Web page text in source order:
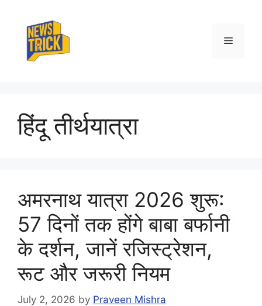
content
Menu
हिंदू तीर्थयात्रा
अमरनाथ यात्रा 2026 शुरू:
57 दिनों तक होंगे बाबा बर्फानी
के दर्शन, जानें रजिस्ट्रेशन,
रूट और जरूरी नियम
July 2, 2026 by Praveen Mishra